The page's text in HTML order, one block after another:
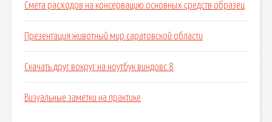
Смета расходов на консервацию основных средств образец
Презентация животный мир саратовской области
Скачать друг вокруг на ноутбук виндовс 8
Визуальные заметки на практике